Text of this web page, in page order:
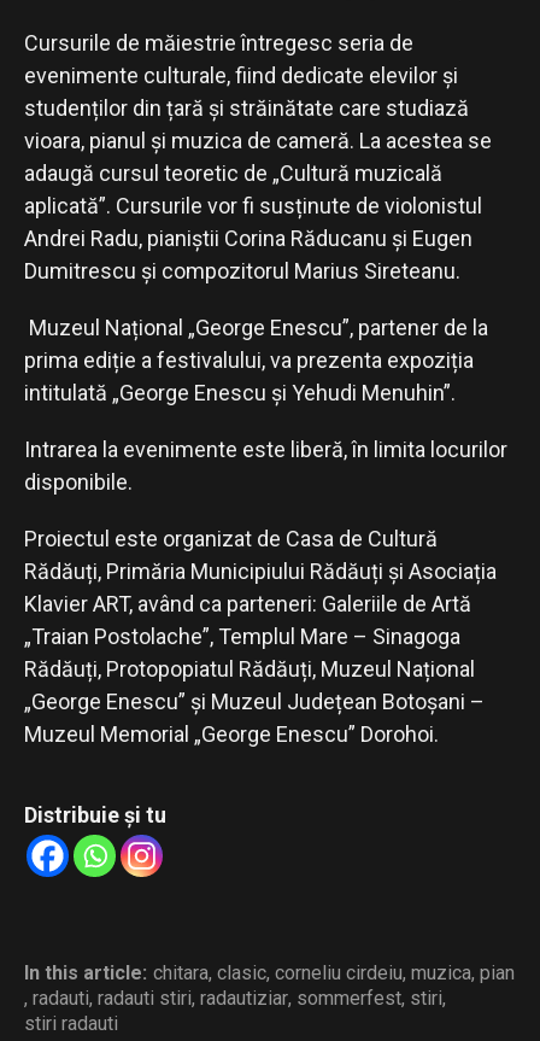
Cursurile de măiestrie întregesc seria de
evenimente culturale, fiind dedicate elevilor și
studenților din țară și străinătate care studiază
vioara, pianul și muzica de cameră. La acestea se
adaugă cursul teoretic de „Cultură muzicală
aplicată”. Cursurile vor fi susținute de violonistul
Andrei Radu, pianiștii Corina Răducanu și Eugen
Dumitrescu și compozitorul Marius Sireteanu.
Muzeul Național „George Enescu”, partener de la
prima ediție a festivalului, va prezenta expoziția
intitulată „George Enescu și Yehudi Menuhin”.
Intrarea la evenimente este liberă, în limita locurilor
disponibile.
Proiectul este organizat de Casa de Cultură
Rădăuți, Primăria Municipiului Rădăuți și Asociația
Klavier ART, având ca parteneri: Galeriile de Artă
„Traian Postolache”, Templul Mare – Sinagoga
Rădăuți, Protopopiatul Rădăuți, Muzeul Național
„George Enescu” și Muzeul Județean Botoșani –
Muzeul Memorial „George Enescu” Dorohoi.
Distribuie și tu
In this article: chitara, clasic, corneliu cirdeiu, muzica, pian
, radauti, radauti stiri, radautiziar, sommerfest, stiri,
stiri radauti